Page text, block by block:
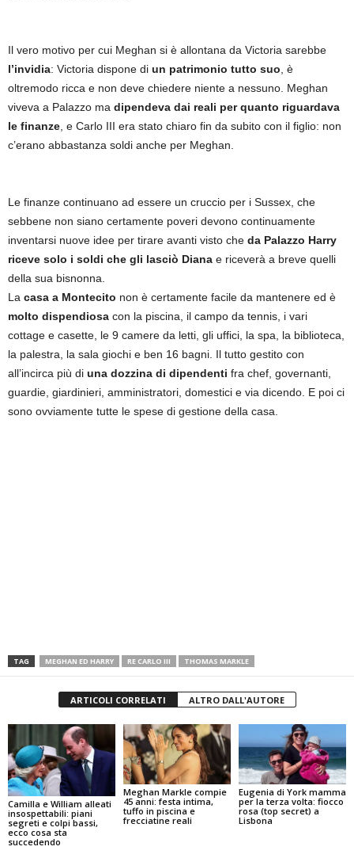
Il vero motivo per cui Meghan si è allontana da Victoria sarebbe
l’invidia: Victoria dispone di un patrimonio tutto suo , è
oltremodo ricca e non deve chiedere niente a nessuno. Meghan
viveva a Palazzo ma dipendeva dai reali per quanto riguardava
le finanze , e Carlo III era stato chiaro fin da subito con il figlio: non
c’erano abbastanza soldi anche per Meghan.
Le finanze continuano ad essere un cruccio per i Sussex, che
sebbene non siano certamente poveri devono continuamente
inventarsi nuove idee per tirare avanti visto che da Palazzo Harry
riceve solo i soldi che gli lasciò Diana e riceverà a breve quelli
della sua bisnonna.
La casa a Montecito non è certamente facile da mantenere ed è
molto dispendiosa con la piscina, il campo da tennis, i vari
cottage e casette, le 9 camere da letti, gli uffici, la spa, la biblioteca,
la palestra, la sala giochi e ben 16 bagni. Il tutto gestito con
all’incirca più di una dozzina di dipendenti fra chef, governanti,
guardie, giardinieri, amministratori, domestici e via dicendo. E poi ci
sono ovviamente tutte le spese di gestione della casa.
TAG MEGHAN ED HARRY RE CARLO III THOMAS MARKLE
ARTICOLI CORRELATI ALTRO DALL'AUTORE
Camilla e William alleati
insospettabili: piani
segreti e colpi bassi,
ecco cosa sta
succedendo
Meghan Markle compie
45 anni: festa intima,
tuffo in piscina e
frecciatine reali
Eugenia di York mamma
per la terza volta: fiocco
rosa (top secret) a
Lisbona